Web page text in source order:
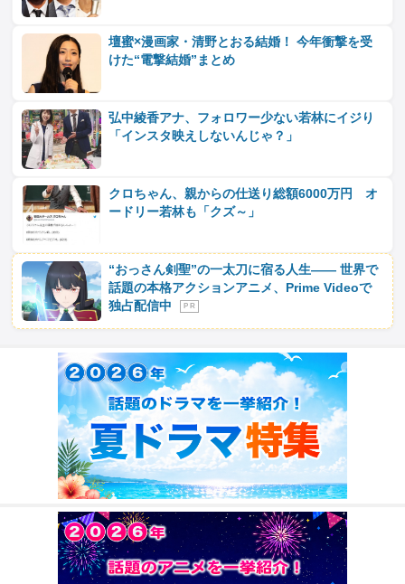
壇蜜×漫画家・清野とおる結婚！ 今年衝撃を受
けた“電撃結婚”まとめ
弘中綾香アナ、フォロワー少ない若林にイジり
「インスタ映えしないんじゃ？」
クロちゃん、親からの仕送り総額6000万円 オ
ードリー若林も「クズ～」
“おっさん剣聖”の一太刀に宿る人生―― 世界で
話題の本格アクションアニメ、Prime Videoで
独占配信中
P R